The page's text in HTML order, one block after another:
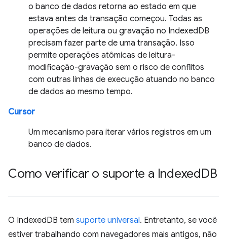
o banco de dados retorna ao estado em que
estava antes da transação começou. Todas as
operações de leitura ou gravação no IndexedDB
precisam fazer parte de uma transação. Isso
permite operações atômicas de leitura-
modificação-gravação sem o risco de conflitos
com outras linhas de execução atuando no banco
de dados ao mesmo tempo.
Cursor
Um mecanismo para iterar vários registros em um
banco de dados.
Como verificar o suporte a IndexedDB
O IndexedDB tem suporte universal. Entretanto, se você
estiver trabalhando com navegadores mais antigos, não